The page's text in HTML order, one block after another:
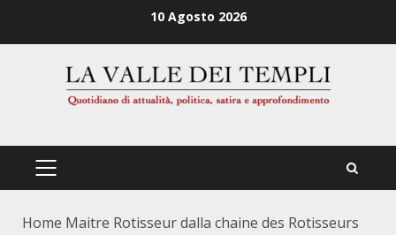
10 Agosto 2026
PRIMÄRES
Home Maitre Rotisseur dalla chaine des Rotisseurs